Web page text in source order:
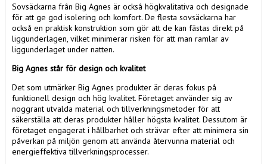
Sovsäckarna från Big Agnes är också högkvalitativa och designade
för att ge god isolering och komfort. De flesta sovsäckarna har
också en praktisk konstruktion som gör att de kan fästas direkt på
liggunderlagen, vilket minimerar risken för att man ramlar av
liggunderlaget under natten.
Big Agnes står för design och kvalitet
Det som utmärker Big Agnes produkter är deras fokus på
funktionell design och hög kvalitet. Företaget använder sig av
noggrant utvalda material och tillverkningsmetoder för att
säkerställa att deras produkter håller högsta kvalitet. Dessutom är
företaget engagerat i hållbarhet och strävar efter att minimera sin
påverkan på miljön genom att använda återvunna material och
energieffektiva tillverkningsprocesser.